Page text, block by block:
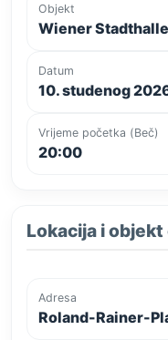
Objekt
Wiener Stadthalle
Datum
10. studenog
Vrijeme početka (Beč)
20:00
Lokacija i
Adresa
Roland-Rainer-